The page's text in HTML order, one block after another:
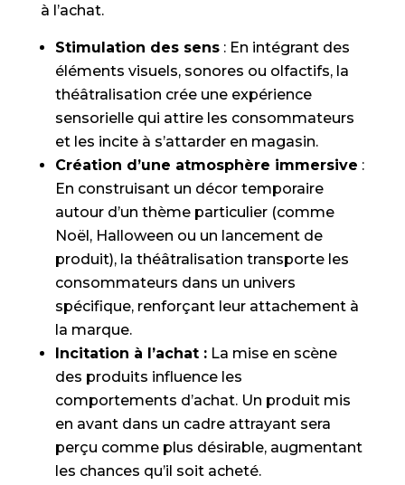
à l’achat.
Stimulation des sens: En intégrant des
éléments visuels, sonores ou olfactifs, la
théâtralisation crée une expérience
sensorielle qui attire les consommateurs
et les incite à s’attarder en magasin.
Création d’une atmosphère immersive :
En construisant un décor temporaire
autour d’un thème particulier (comme
Noël, Halloween ou un lancement de
produit), la théâtralisation transporte les
consommateurs dans un univers
spécifique, renforçant leur attachement à
la marque.
Incitation à l’achat :La mise en scène
des produits influence les
comportements d’achat. Un produit mis
en avant dans un cadre attrayant sera
perçu comme plus désirable, augmentant
les chances qu’il soit acheté.